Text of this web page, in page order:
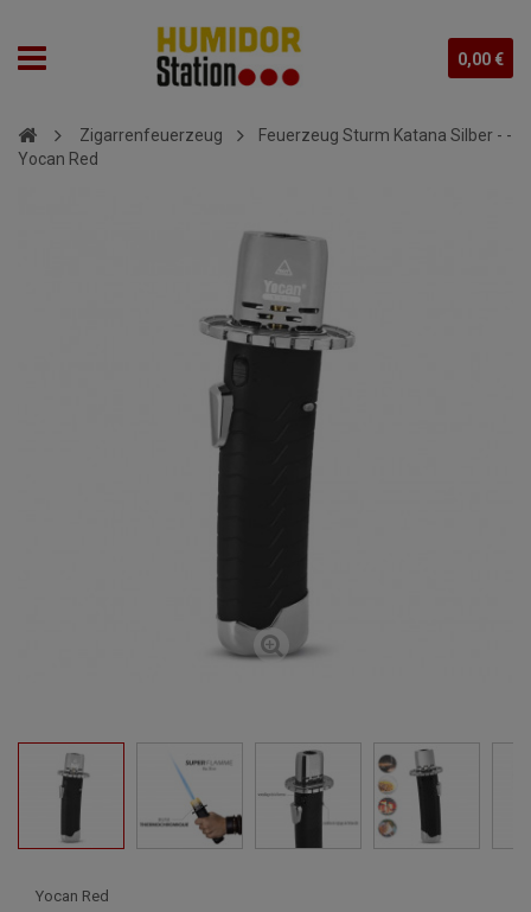
0,00 €
Zigarrenfeuerzeug
Feuerzeug Sturm Katana Silber - -
Yocan Red
Yocan Red